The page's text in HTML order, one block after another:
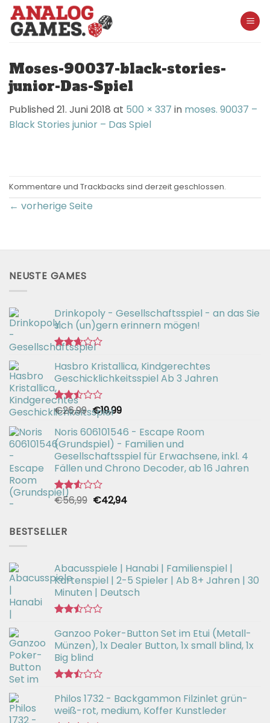
Skip
content
Moses-90037-black-stories-
junior-Das-Spiel
Published21. Juni 2018 at 500 × 337 in moses. 90037 –
Black Stories junior – Das Spiel
Kommentare und Trackbacks sind derzeit geschlossen.
← vorherige Seite
NEUSTE GAMES
Drinkopoly - Gesellschaftsspiel - an das Sie
sich (un)gern erinnern mögen!
Bewertet
mit
2.67
von 5
Hasbro Kristallica, Kindgerechtes
Geschicklichkeitsspiel Ab 3 Jahren
Bewertet
mit
2.49
von 5
€26,99 Ursprünglicher
Preis
war:
€26,99
€19,99Aktueller
ist:
€19,99.
Noris 606101546 - Escape Room
(Grundspiel) - Familien und
Gesellschaftsspiel für Erwachsene, inkl. 4
Fällen und Chrono Decoder, ab 16 Jahren
Bewertet
von 5
€56,99 Ursprünglicher
€42,94Aktueller
BESTSELLER
Abacusspiele | Hanabi | Familienspiel |
Kartenspiel | 2-5 Spieler | Ab 8+ Jahren | 30
Minuten | Deutsch
mit
2.46
von
5
Ganzoo Poker-Button Set im Etui (Metall-
Münzen), 1x Dealer Button, 1x small blind, 1x
Big blind
mit
2.50
von 5
Philos 1732 - Backgammon Filzinlet grün-
weiß-rot, medium, Koffer Kunstleder